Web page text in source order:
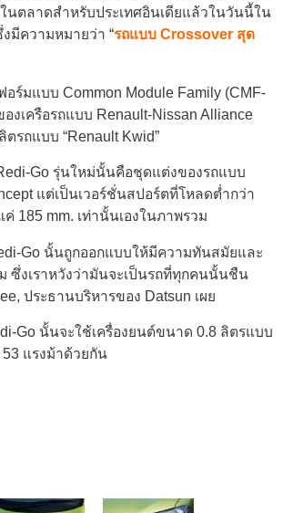
นตลาดสำหรับประเทศอินเดียแล้วในวันนี้ใน
มีความหมายว่า “รถแบบ Crossover สุด
ร์มแบบ Common Module Family (CMF-
งเครือรถแบบ Renault-Nissan Alliance
ตรถแบบ “Renault Kwid”
Go รุ่นใหม่นั้นคือชุดแต่งของรถแบบ
แต่เป็นเวอร์ชั่นสปอร์ตที่โหลดต่ำกว่า
ค่ 185 mm. เท่านั้นเองในภาพรวม
Go นั้นถูกออกแบบให้มีความทันสมัยและ
ซึ่งเราหวังว่ามันจะเป็นรถที่ทุกคนนั้นชืน
ประธานบริหารของ Datsun เผย
Go นั้นจะใช้เครื่องยนต์ขนาด 0.8 ลิตรแบบ
แรงม้าด้วยกัน